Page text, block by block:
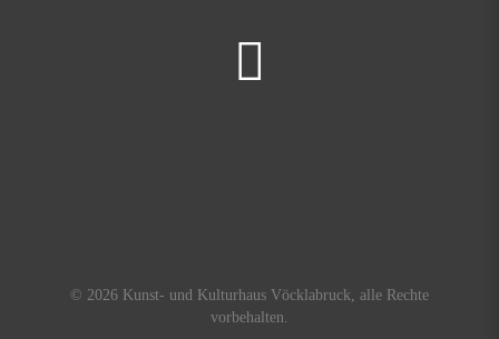
© 2026 Kunst- und Kulturhaus Vöcklabruck, alle Rechte
vorbehalten.